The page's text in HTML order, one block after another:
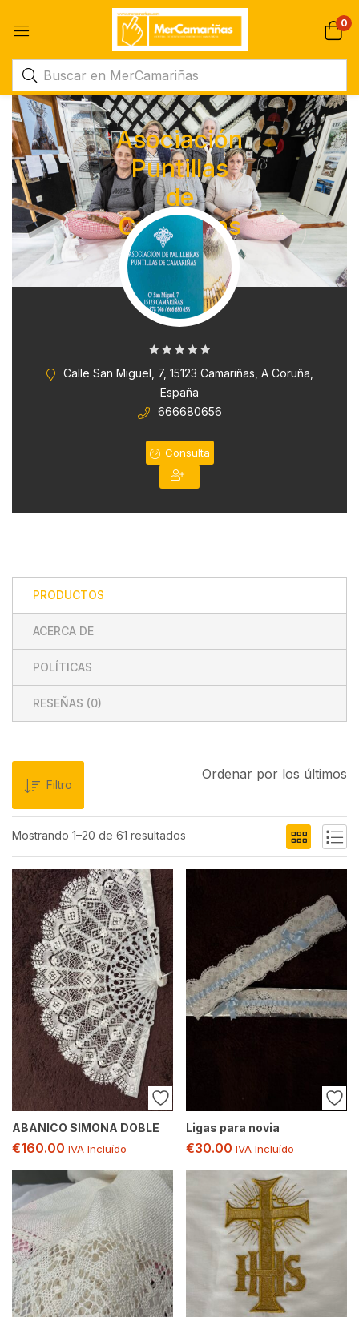
0
Asociación
Puntillas
de
Camarinas
0
Calle San Miguel, 7, 15123 Camariñas, A Coruña,
España
666680656
Consulta
PRODUCTOS
ACERCA DE
POLÍTICAS
RESEÑAS (0)
Mostrando 1–20 de 61 resultados
Filtro
Ordenar por los últimos
ABANICO SIMONA DOBLE
€160.00 IVA Incluído
Ligas para novia
€30.00 IVA Incluído